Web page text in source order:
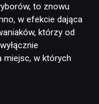
to znowu
w efekcie dająca
którzy od
miejsc, w których